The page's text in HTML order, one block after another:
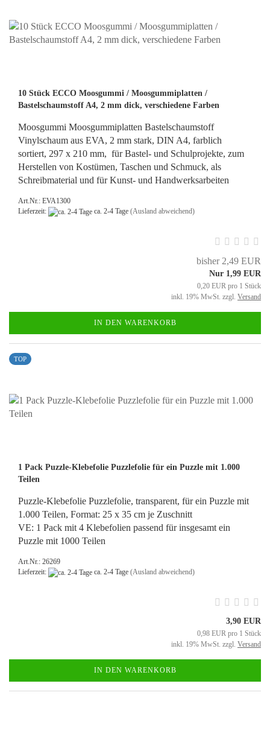
10 Stück ECCO Moosgummi / Moosgummiplatten /
Bastelschaumstoff A4, 2 mm dick, verschiedene Farben
Moosgummi Moosgummiplatten Bastelschaumstoff
Vinylschaum aus EVA, 2 mm stark, DIN A4, farblich
sortiert, 297 x 210 mm, für Bastel- und Schulprojekte, zum
Herstellen von Kostümen, Taschen und Schmuck, als
Schreibmaterial und für Kunst- und Handwerksarbeiten
Art.Nr.: EVA1300
Lieferzeit:
ca. 2-4 Tage (Ausland abweichend)
bisher 2,49 EUR
Nur 1,99 EUR
0,20 EUR pro 1 Stück
inkl. 19% MwSt. zzgl. Versand
IN DEN WARENKORB
TOP
1 Pack Puzzle-Klebefolie Puzzlefolie für ein Puzzle mit 1.000
Teilen
Puzzle-Klebefolie Puzzlefolie, transparent, für ein Puzzle mit
1.000 Teilen, Format: 25 x 35 cm je Zuschnitt
VE: 1 Pack mit 4 Klebefolien passend für insgesamt ein
Puzzle mit 1000 Teilen
Art.Nr.: 26269
Lieferzeit:
ca. 2-4 Tage (Ausland abweichend)
3,90 EUR
0,98 EUR pro 1 Stück
inkl. 19% MwSt. zzgl. Versand
IN DEN WARENKORB